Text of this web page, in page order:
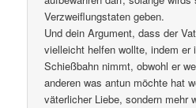
Verzweiflungstaten geben.
Und dein Argument, dass der
vielleicht helfen wollte, indem er
Schießbahn nimmt, obwohl er
anderen was antun möchte hat
väterlicher Liebe, sondern mehr